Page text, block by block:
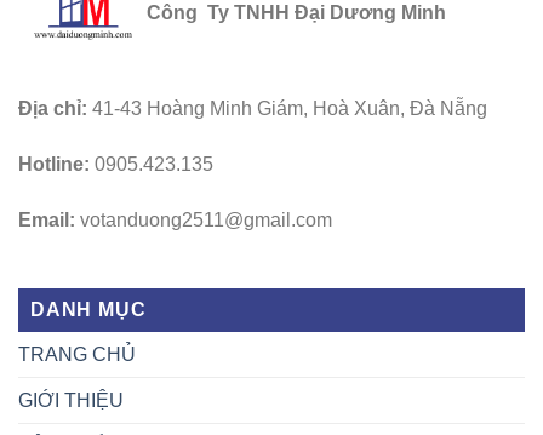
Công Ty TNHH Đại Dương Minh
Địa chỉ: 41-43 Hoàng Minh Giám, Hoà Xuân, Đà Nẵng
Hotline: 0905.423.135
Email: votanduong2511@gmail.com
DANH MỤC
TRANG CHỦ
GIỚI THIỆU